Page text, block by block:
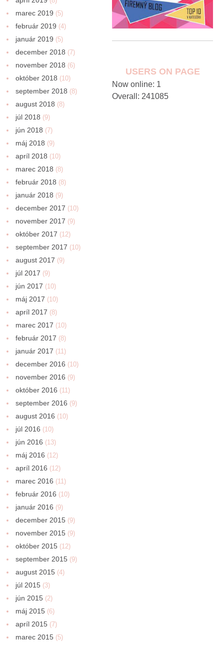
marec 2019 (5)
február 2019 (4)
január 2019 (5)
december 2018 (7)
november 2018 (6)
október 2018 (10)
september 2018 (8)
august 2018 (8)
júl 2018 (9)
jún 2018 (7)
máj 2018 (9)
apríl 2018 (10)
marec 2018 (8)
február 2018 (8)
január 2018 (9)
december 2017 (10)
november 2017 (9)
október 2017 (12)
september 2017 (10)
august 2017 (9)
júl 2017 (9)
jún 2017 (10)
máj 2017 (10)
apríl 2017 (8)
marec 2017 (10)
február 2017 (8)
január 2017 (11)
december 2016 (10)
november 2016 (9)
október 2016 (11)
september 2016 (9)
august 2016 (10)
júl 2016 (10)
jún 2016 (13)
máj 2016 (12)
apríl 2016 (12)
marec 2016 (11)
február 2016 (10)
január 2016 (9)
december 2015 (9)
november 2015 (9)
október 2015 (12)
september 2015 (9)
august 2015 (4)
júl 2015 (3)
jún 2015 (2)
máj 2015 (6)
apríl 2015 (7)
marec 2015 (5)
USERS ON PAGE
Now online: 1
Overall: 241085